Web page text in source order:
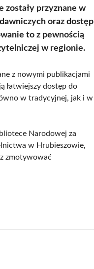
zostały przyznane w
oraz dostęp
to z pewnością
w regionie.
z nowymi publikacjami
łatwiejszy dostęp do
w tradycyjnej, jak i w
Narodowej za
w Hrubieszowie,
zmotywować